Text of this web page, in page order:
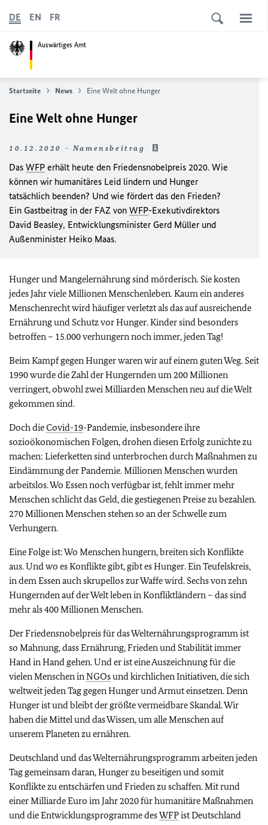
Auswärtiges Amt
DE EN FR
Startseite News Eine Welt ohne Hunger
Eine Welt ohne Hunger
10.12.2020 - Namensbeitrag
Das WFP erhält heute den Friedensnobelpreis 2020. Wie
können wir humanitäres Leid lindern und Hunger
tatsächlich beenden? Und wie fördert das den Frieden?
Ein Gastbeitrag in der FAZ von WFP-Exekutivdirektors
David Beasley, Entwicklungsminister Gerd Müller und
Außenminister Heiko Maas.
Hunger und Mangelernährung sind mörderisch. Sie kosten
jedes Jahr viele Millionen Menschenleben. Kaum ein anderes
Menschenrecht wird häufiger verletzt als das auf ausreichende
Ernährung und Schutz vor Hunger. Kinder sind besonders
betroffen – 15.000 verhungern noch immer, jeden Tag!
Beim Kampf gegen Hunger waren wir auf einem guten Weg. Seit
1990 wurde die Zahl der Hungernden um 200 Millionen
verringert, obwohl zwei Milliarden Menschen neu auf die Welt
gekommen sind.
Doch dieCovid-19-Pandemie, insbesondere ihre
sozioökonomischen Folgen, drohen diesen Erfolg zunichte zu
machen: Lieferketten sind unterbrochen durch Maßnahmen zu
Eindämmung der Pandemie. Millionen Menschen wurden
arbeitslos. Wo Essen noch verfügbar ist, fehlt immer mehr
Menschen schlicht das Geld, die gestiegenen Preise zu bezahlen.
270 Millionen Menschen stehen so an der Schwelle zum
Verhungern.
Eine Folge ist: Wo Menschen hungern, breiten sich Konflikte
aus. Und wo es Konflikte gibt, gibt es Hunger. Ein Teufelskreis,
in dem Essen auch skrupellos zur Waffe wird. Sechs von zehn
Hungernden auf der Welt leben in Konfliktländern – das sind
mehr als 400 Millionen Menschen.
Der Friedensnobelpreis für das Welternährungsprogramm ist
so Mahnung, dass Ernährung, Frieden und Stabilität immer
Hand in Hand gehen. Und er ist eine Auszeichnung für die
vielen Menschen inNGOsund kirchlichen Initiativen, die sich
weltweit jeden Tag gegen Hunger und Armut einsetzen. Denn
Hunger ist und bleibt der größte vermeidbare Skandal. Wir
haben die Mittel und das Wissen, um alle Menschen auf
unserem Planeten zu ernähren.
Deutschland und das Welternährungsprogramm arbeiten jeden
Tag gemeinsam daran, Hunger zu beseitigen und somit
Konflikte zu entschärfen und Frieden zu schaffen. Mit rund
einer Milliarde Euro im Jahr 2020 für humanitäre Maßnahmen
und die Entwicklungsprogramme desWFPist Deutschland